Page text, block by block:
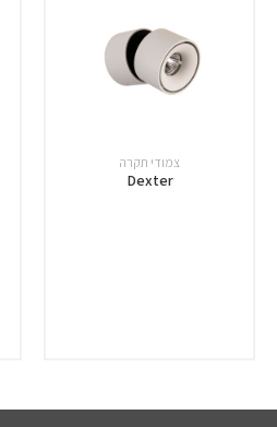
צמודי תקרה
Dexter